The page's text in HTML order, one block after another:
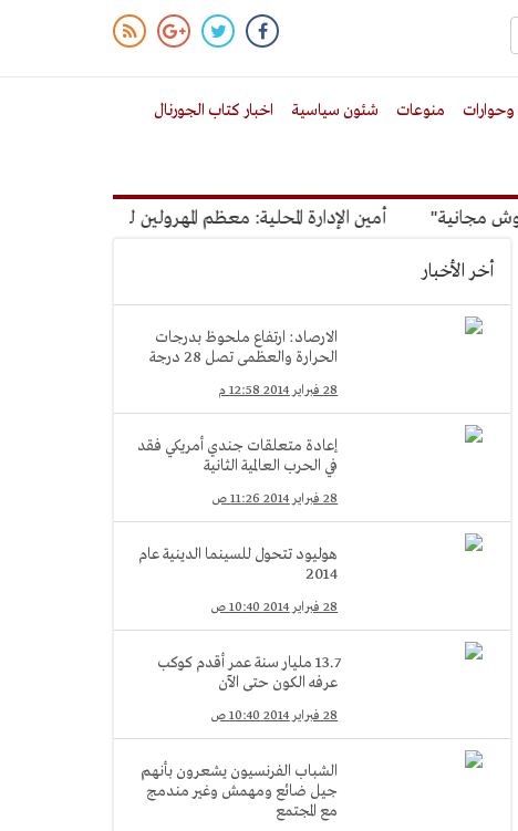
منوعات شئون سياسية اخبار كتاب الجورنال
أمين الإدارة المحلية: معظم المهرولين للتصالح أصحاب
أخر الأخبار
الارصاد: ارتفاع ملحوظ بدرجات
الحرارة والعظمى تصل 28 درجة
28 فبراير 2014 12:58 م
إعادة متعلقات جندي أمريكي فقد
في الحرب العالمية الثانية
28 فبراير 2014 11:26 ص
هوليود تتحول للسينما الدينية عام
2014
28 فبراير 2014 10:40 ص
13.7 مليار سنة عمر أقدم كوكب
عرفه الكون حتى الآن
28 فبراير 2014 10:40 ص
الشباب الفرنسيون يشعرون بأنهم
جيل ضائع ومهمش وغير مندمج
مع المجتمع